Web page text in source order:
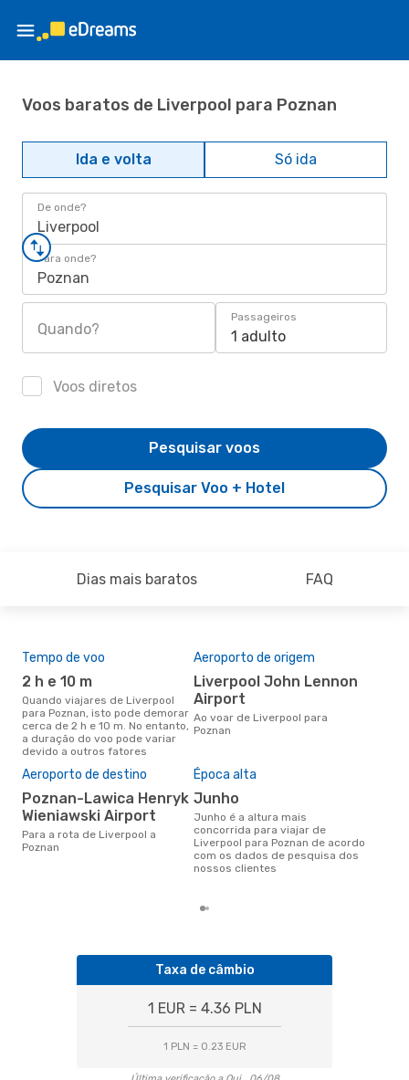
Voos baratos de Liverpool para Poznan
Ida e volta Só ida
De onde?
Liverpool
Para onde?
Poznan
Quando?
Passageiros
1 adulto
Voos diretos
Pesquisar Voo + Hotel
Pesquisar voos
Dias mais baratos FAQ
Tempo de voo
2 h e 10 m
Quando viajares de Liverpool
para Poznan, isto pode demorar
cerca de 2 h e 10 m. No entanto,
a duração do voo pode variar
devido a outros fatores
Aeroporto de origem
Liverpool John Lennon
Airport
Ao voar de Liverpool para
Poznan
Aeroporto de destino
Poznan-Lawica Henryk
Wieniawski Airport
Para a rota de Liverpool a
Poznan
Época alta
junho
junho é a altura mais
concorrida para viajar de
Liverpool para Poznan de acordo
com os dados de pesquisa dos
nossos clientes
Taxa de câmbio
1 EUR = 4.36 PLN
1 PLN = 0.23 EUR